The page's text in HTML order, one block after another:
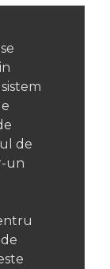
se
de
un